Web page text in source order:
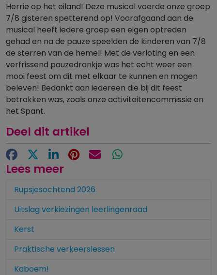
Herrie op het eiland! Deze musical voerde onze groep
7/8 gisteren spetterend op! Voorafgaand aan de
musical heeft iedere groep een eigen optreden
gehad en na de pauze speelden de kinderen van 7/8
de sterren van de hemel! Met de verloting en een
verfrissend pauzedrankje was het echt weer een
mooi feest om dit met elkaar te kunnen en mogen
beleven! Bedankt aan iedereen die bij dit feest
betrokken was, zoals onze activiteitencommissie en
het Spant.
Deel dit artikel
Facebook LinkedInPinterestE-mailWhatsApp
Lees meer
Rupsjesochtend 2026
Uitslag verkiezingen leerlingenraad
Kerst
Praktische verkeerslessen
Kaboem!